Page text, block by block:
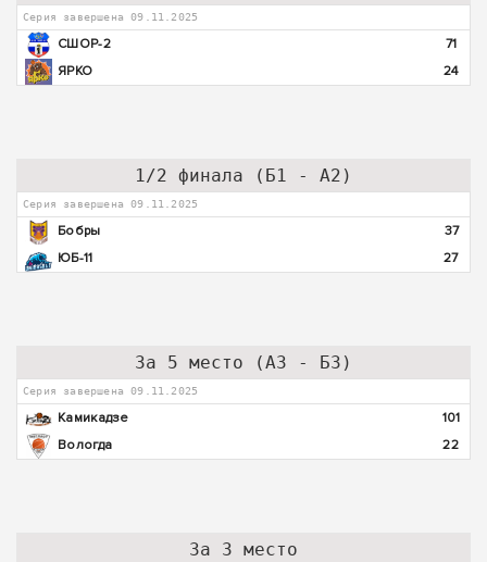
Серия завершена 09.11.2025
СШОР-2
71
ЯРКО
24
1/2 финала (Б1 - А2)
Серия завершена 09.11.2025
Бобры
37
ЮБ-11
27
За 5 место (А3 - Б3)
Серия завершена 09.11.2025
Камикадзе
101
Вологда
22
За 3 место